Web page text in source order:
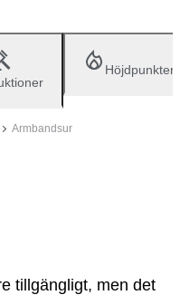
Höjdpunkter
Armbandsur
tillgängligt, men det